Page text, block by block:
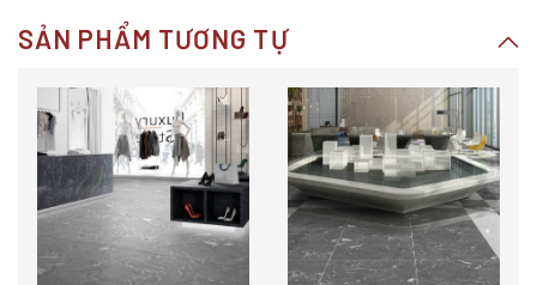
SẢN PHẨM TƯƠNG TỰ